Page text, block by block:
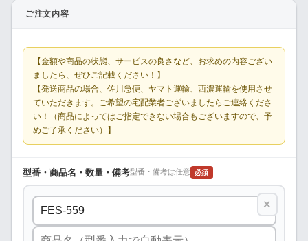
ご注文内容
【金額や商品の状態、サービスの良さなど、お求めの内容ござい
ましたら、ぜひご記載ください！】
【発送商品の場合、佐川急便、ヤマト運輸、西濃運輸を使用させ
ていただきます。ご希望の宅配業者ございましたらご連絡くださ
い！（商品によってはご指定できない場合もございますので、予
めご了承ください）】
型番・商品名・数量・備考型番・備考は任意 必須
×